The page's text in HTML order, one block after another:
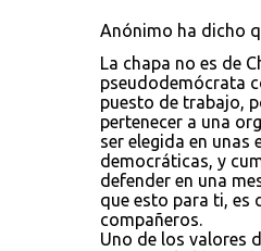
Anónimo ha dicho
La chapa no es de
pseudodemócrata
puesto de trabajo,
pertenecer a una
ser elegida en unas
democráticas, y
defender en una
que esto para ti, es
compañeros.
Uno de los valores